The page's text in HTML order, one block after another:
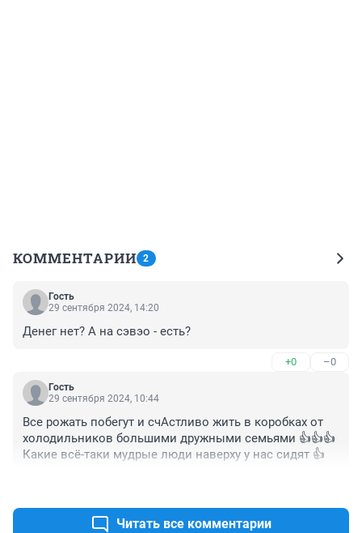
КОММЕНТАРИИ 2
Гость
29 сентября 2024, 14:20
Денег нет? А на сэвэо - есть?
+0 –0
Гость
29 сентября 2024, 10:44
Все рожать побегут и счАстливо жить в коробках от
холодильников большими дружными семьями 👍👍👍
Какие всё-таки мудрые люди наверху у нас сидят 👍
Читать все комментарии